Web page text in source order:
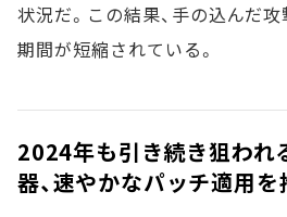
状況だ。この結果、手の込んだ
期間が短縮されている。
2024年も引き続き狙われ
器、速やかなパッチ適用を